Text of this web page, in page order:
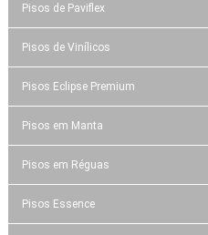
Pisos de Paviflex
Pisos de Vinílicos
Pisos Eclipse Premium
Pisos em Manta
Pisos em Réguas
Pisos Essence